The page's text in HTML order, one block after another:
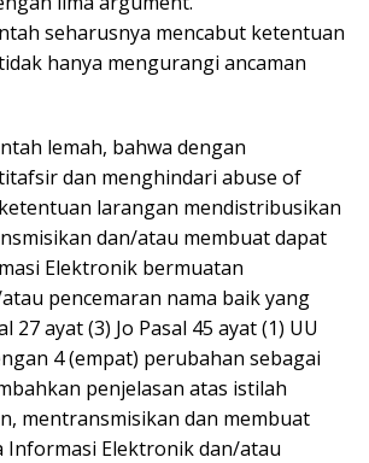
seharusnya mencabut ketentuan
hanya mengurangi ancaman
lemah, bahwa dengan
dan menghindari abuse of
larangan mendistribusikan
dan/atau membuat dapat
Elektronik bermuatan
pencemaran nama baik yang
27 ayat (3) Jo Pasal 45 ayat (1) UU
4 (empat) perubahan sebagai
penjelasan atas istilah
mentransmisikan dan membuat
Informasi Elektronik dan/atau